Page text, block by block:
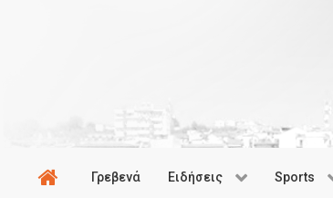
Γρεβενά Ειδήσεις Sports